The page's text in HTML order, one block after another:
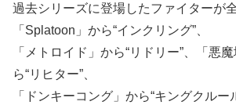
過去シリーズに登場したファイターが
「Splatoon」から“インクリング”、
「メトロイド」から“リドリー”、「悪
ら“リヒター”、
「ドンキーコング」から“キングクルー